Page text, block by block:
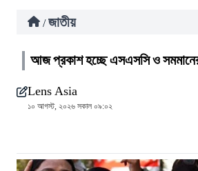
/ জাতীয়
আজ প্রকাশ হচ্ছে এসএসসি ও
Lens Asia
১০ আগস্ট, ২০২৬ সকাল ০৯:০২